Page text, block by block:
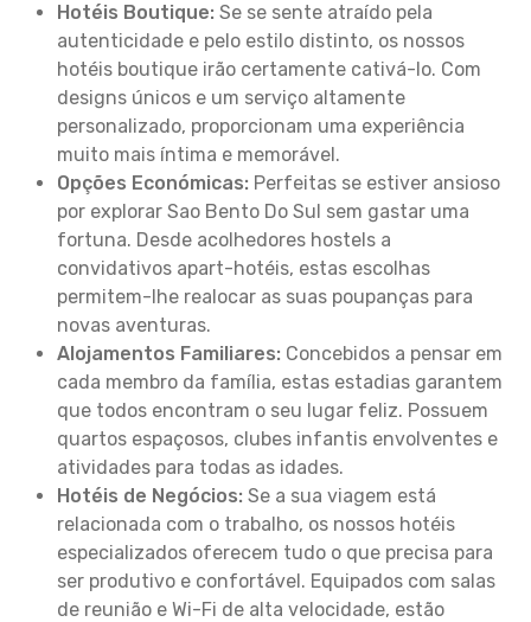
Hotéis Boutique: Se se sente atraído pela
autenticidade e pelo estilo distinto, os nossos
hotéis boutique irão certamente cativá-lo. Com
designs únicos e um serviço altamente
personalizado, proporcionam uma experiência
muito mais íntima e memorável.
Opções Económicas: Perfeitas se estiver ansioso
por explorar Sao Bento Do Sul sem gastar uma
fortuna. Desde acolhedores hostels a
convidativos apart-hotéis, estas escolhas
permitem-lhe realocar as suas poupanças para
novas aventuras.
Alojamentos Familiares: Concebidos a pensar em
cada membro da família, estas estadias garantem
que todos encontram o seu lugar feliz. Possuem
quartos espaçosos, clubes infantis envolventes e
atividades para todas as idades.
Hotéis de Negócios: Se a sua viagem está
relacionada com o trabalho, os nossos hotéis
especializados oferecem tudo o que precisa para
ser produtivo e confortável. Equipados com salas
de reunião e Wi-Fi de alta velocidade, estão